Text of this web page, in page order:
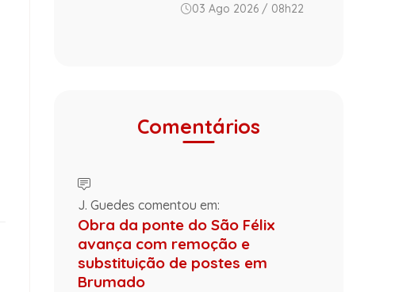
03 Ago 2026 / 08h22
Comentários
J. Guedes comentou em:
Obra da ponte do São Félix
avança com remoção e
substituição de postes em
Brumado